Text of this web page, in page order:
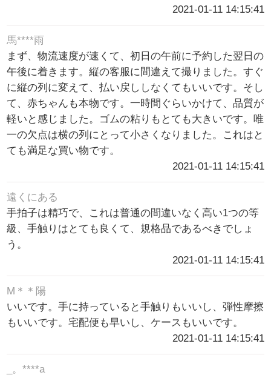
2021-01-11 14:15:41
馬****雨
まず、物流速度が速くて、初日の午前に予約した翌日の
午後に着きます。縦の客服に間違えて撮りました。すぐ
に縦の列に変えて、払い戻ししなくてもいいです。そし
て、赤ちゃんも本物です。一時間ぐらいかけて、品質が
軽いと感じました。ゴムの粘りもとても大きいです。唯
一の欠点は横の列にとって小さくなりました。これはと
ても満足な買い物です。
2021-01-11 14:15:41
遠くにある
手拍子は精巧で、これは普通の間違いなく高い1つの等
級、手触りはとても良くて、規格品であるべきでしょ
う。
2021-01-11 14:15:41
M＊＊陽
いいです。手に持っていると手触りもいいし、弾性摩擦
もいいです。宅配便も早いし、ケースもいいです。
2021-01-11 14:15:41
_。****a